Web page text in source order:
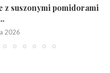
z suszonymi pomidorami
2026